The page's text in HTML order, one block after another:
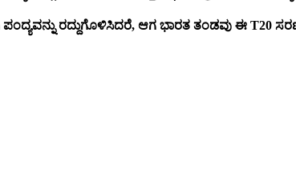
ರದ್ದುಗೊಳಿಸಿದರೆ, ಆಗ ಭಾರತ ತಂಡವು ಈ T20